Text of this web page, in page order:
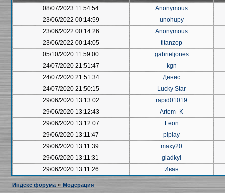
08/07/2023 11:54:54
Anonymous
23/06/2022 00:14:59
unohupy
23/06/2022 00:14:26
Anonymous
23/06/2022 00:14:05
titanzop
05/10/2020 11:59:00
gabrieljones
24/07/2020 21:51:47
kgn
24/07/2020 21:51:34
Денис
24/07/2020 21:50:15
Lucky Star
29/06/2020 13:13:02
rapid01019
29/06/2020 13:12:43
Artem_K
29/06/2020 13:12:07
Leon
29/06/2020 13:11:47
piplay
29/06/2020 13:11:39
maxy20
29/06/2020 13:11:31
gladkyi
29/06/2020 13:11:26
Иван
Индекс форума » Модерация